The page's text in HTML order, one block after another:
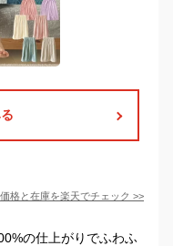
価格と在庫を楽天でチェック >>
の仕上がりでふわふ